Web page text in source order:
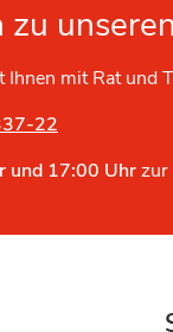
Ihnen mit Rat und
22
und 17:00 Uhrzur